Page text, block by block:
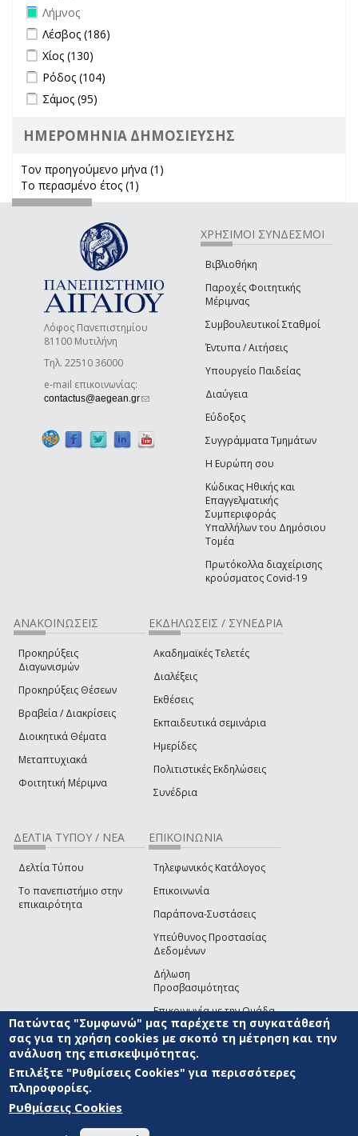
Remove Λήμνος filter
Λήμνος
Apply Λέσβος filter
Λέσβος (186)
Apply Χίος filter
Χίος (130)
Apply Ρόδος filter
Ρόδος (104)
Apply Σάμος filter
Σάμος (95)
ΗΜΕΡΟΜΗΝΙΑ ΔΗΜΟΣΙΕΥΣΗΣ
Τον προηγούμενο μήνα (1)
Το περασμένο έτος (1)
Λόφος Πανεπιστημίου
81100 Μυτιλήνη
Τηλ. 22510 36000
e-mail επικοινωνίας:
contactus@aegean.gr(link sends e-mail)
ΧΡΗΣΙΜΟΙ ΣΥΝΔΕΣΜΟΙ
Βιβλιοθήκη
Παροχές Φοιτητικής
Μέριμνας
Συμβουλευτικοί Σταθμοί
Έντυπα / Αιτήσεις
Υπουργείο Παιδείας
Διαύγεια
Εύδοξος
Συγγράμματα Τμημάτων
Η Ευρώπη σου
Κώδικας Ηθικής και
Επαγγελματικής
Συμπεριφοράς
Υπαλλήλων του Δημόσιου
Τομέα
Πρωτόκολλα διαχείρισης
κρούσματος Covid-19
ΑΝΑΚΟΙΝΩΣΕΙΣ
Προκηρύξεις
Διαγωνισμών
Προκηρύξεις Θέσεων
Βραβεία / Διακρίσεις
Διοικητικά Θέματα
Μεταπτυχιακά
Φοιτητική Μέριμνα
ΕΚΔΗΛΩΣΕΙΣ / ΣΥΝΕΔΡΙΑ
Ακαδημαϊκές Τελετές
Διαλέξεις
Εκθέσεις
Εκπαιδευτικά σεμινάρια
Ημερίδες
Πολιτιστικές Εκδηλώσεις
Συνέδρια
ΔΕΛΤΙΑ ΤΥΠΟΥ / ΝΕΑ
Δελτία Τύπου
Το πανεπιστήμιο στην
επικαιρότητα
ΕΠΙΚΟΙΝΩΝΙΑ
Τηλεφωνικός Κατάλογος
Επικοινωνία
Παράπονα-Συστάσεις
Υπεύθυνος Προστασίας
Δεδομένων
Δήλωση
Προσβασιμότητας
Επικοινωνία με την Ομάδα
Ανάπτυξης του site(link sends e-mail)
© ΠΑΝΕΠΙΣΤΗΜΙΟ ΑΙΓΑΙΟΥ ΟΡΟΙ ΧΡΗΣΗΣ
ΑΝΑΠΤΥΞΗΣ
Πατώντας "Συμφωνώ" μας παρέχετε τη συγκατάθεσή
σας για τη χρήση cookies με σκοπό τη μέτρηση και την
ανάλυση της επισκεψιμότητας.
Επιλέξτε "Ρυθμίσεις Cookies" για περισσότερες
πληροφορίες.
Ρυθμίσεις Cookies